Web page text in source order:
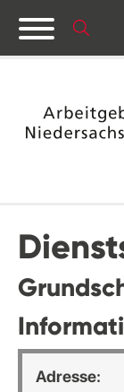
Adresse: